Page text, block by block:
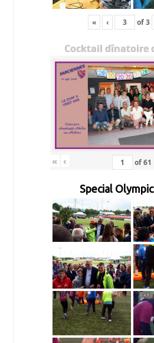
« ‹ of3
Cocktail dînatoire
« ‹ of61
Special